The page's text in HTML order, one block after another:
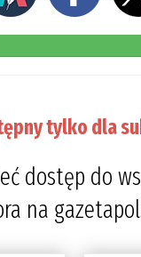
tylko dla
dostęp do
na